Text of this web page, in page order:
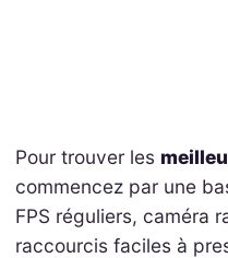
Pour trouver les
commencez par une
FPS réguliers, caméra
raccourcis faciles à